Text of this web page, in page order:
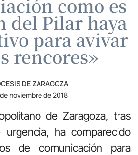
como es
del Pilar haya
para avivar
rencores»
DE ZARAGOZA
noviembre de 2018
de Zaragoza, tras
ha comparecido
de comunicación para